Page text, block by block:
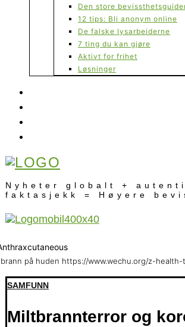
Den store
12 tips: Bli anonym online
De falske lysarbeiderne
7 ting du kan gjøre
Aktivt for frihet
Løsninger
Nyheter globalt +
faktasjekk = Høyere
på huden https://www.wechu.org/z-health-
SAMFUNN
Miltbrannterror og